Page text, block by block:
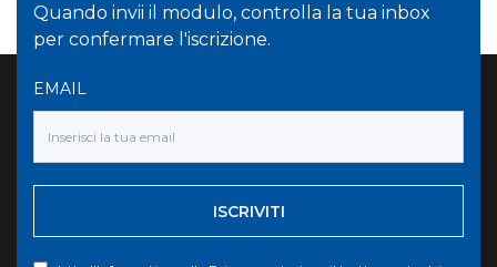
Quando invii il modulo, controlla la tua inbox
per confermare l'iscrizione.
EMAIL
ISCRIVITI